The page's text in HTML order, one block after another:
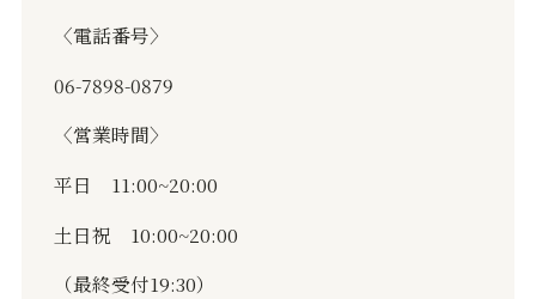
〈電話番号〉
06-7898-0879
〈営業時間〉
平日 11:00~20:00
土日祝 10:00~20:00
（最終受付19:30）